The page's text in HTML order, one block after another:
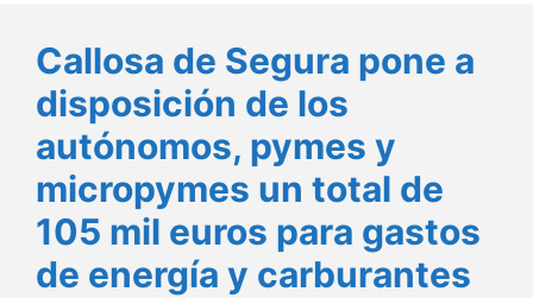
Callosa de Segura pone a
disposición de los
autónomos, pymes y
micropymes un total de
105 mil euros para gastos
de energía y carburantes